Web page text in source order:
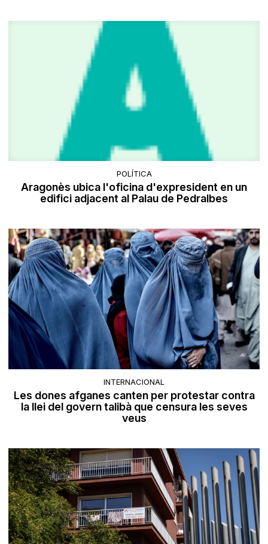
POLÍTICA
Aragonès ubica l'oficina d'expresident en un
edifici adjacent al Palau de Pedralbes
INTERNACIONAL
Les dones afganes canten per protestar contra
la llei del govern talibà que censura les seves
veus